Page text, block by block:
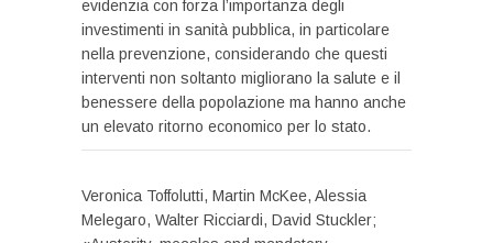
evidenzia con forza l’importanza degli
investimenti in sanità pubblica, in particolare
nella prevenzione, considerando che questi
interventi non soltanto migliorano la salute e il
benessere della popolazione ma hanno anche
un elevato ritorno economico per lo stato.
Veronica Toffolutti, Martin McKee, Alessia
Melegaro, Walter Ricciardi, David Stuckler;